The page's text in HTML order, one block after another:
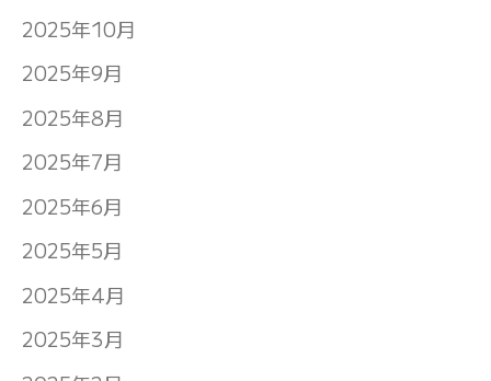
2025年10月
2025年9月
2025年8月
2025年7月
2025年6月
2025年5月
2025年4月
2025年3月